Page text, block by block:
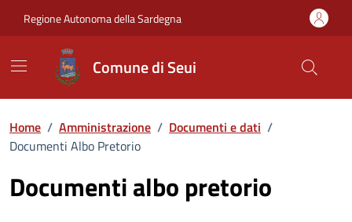
Regione Autonoma della Sardegna
Comune di Seui
Home / Amministrazione / Documenti e dati /
Documenti Albo Pretorio
Documenti albo pretorio